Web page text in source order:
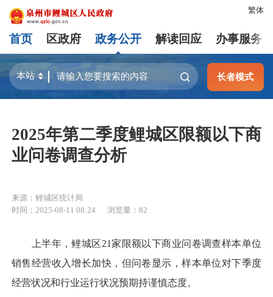
繁体
首页 区政府 政务公开 解读回应 办事服务
长者模式
2025年第二季度鲤城区限额以下商
业问卷调查分析
来源：鲤城区统计局
时间：2025-08-11 08:24
浏览量： 82
上半年，鲤城区21家限额以下商业问卷调查样本单位
销售经营收入增长加快，但问卷显示，样本单位对下季度
经营状况和行业运行状况预期持谨慎态度。